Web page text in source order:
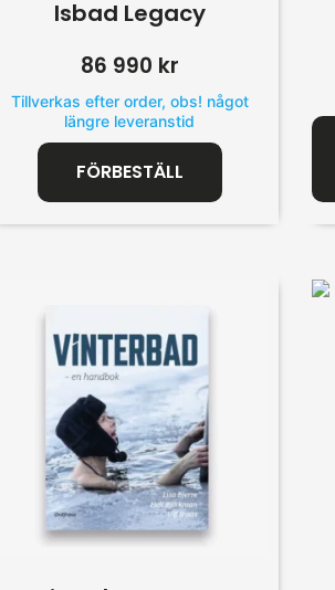
Isbad Legacy
86 990 kr
Tillverkas efter order, obs! något
längre leveranstid
FÖRBESTÄLL